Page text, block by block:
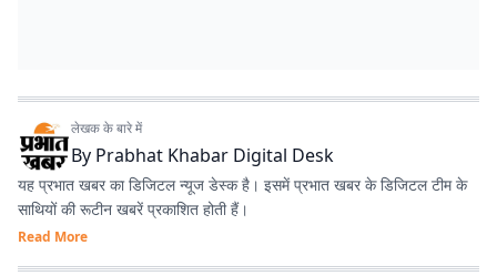
लेखक के बारे में
By Prabhat Khabar Digital Desk
यह प्रभात खबर का डिजिटल न्यूज डेस्क है। इसमें प्रभात खबर के डिजिटल टीम के
साथियों की रूटीन खबरें प्रकाशित होती हैं।
Read More